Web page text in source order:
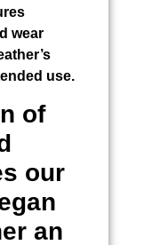
wear
use.
of
our
an